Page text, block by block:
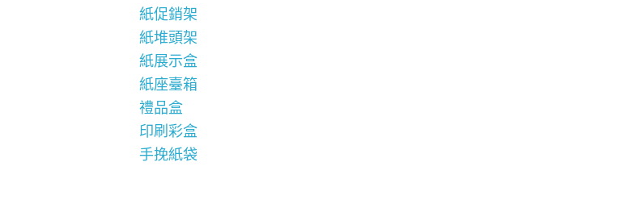
紙促銷架
紙堆頭架
紙展示盒
紙座臺箱
禮品盒
印刷彩盒
手挽紙袋